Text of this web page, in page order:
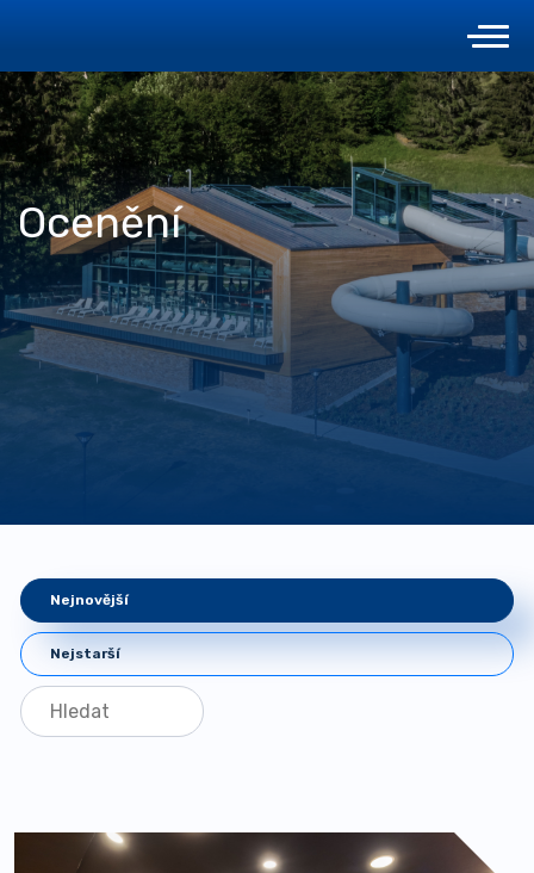
Ocenění
Nejnovější
Nejstarší